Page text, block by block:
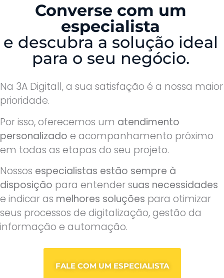
Converse com um
especialista
e descubra a solução ideal
para o seu negócio.
Na 3A Digitall, a sua satisfação é a nossa maior
prioridade.
Por isso, oferecemos um atendimento
personalizado e acompanhamento próximo
em todas as etapas do seu projeto.
Nossos especialistas estão sempre à
disposição para entender suas necessidades
e indicar as melhores soluções para otimizar
seus processos de digitalização, gestão da
informação e automação.
FALE COM UM ESPECIALISTA